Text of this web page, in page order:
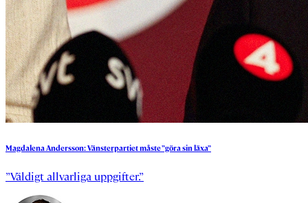
MagdalenaAndersson:Vänsterpartietmåste”görasinläxa”
”Väldigt allvarliga uppgifter.”